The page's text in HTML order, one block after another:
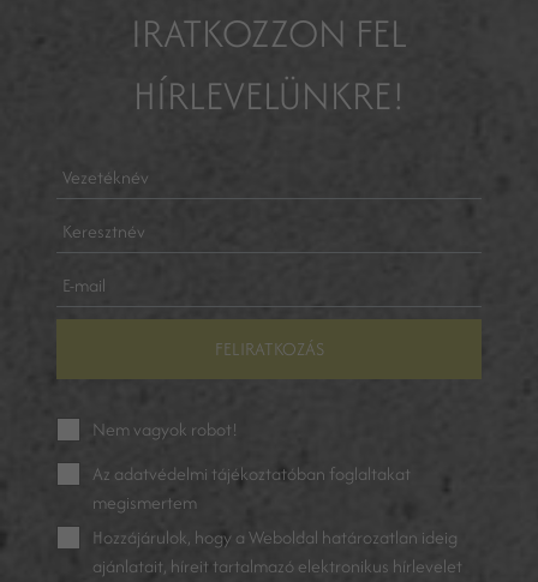
IRATKOZZON FEL
HÍRLEVELÜNKRE!
FELIRATKOZÁS
Nem vagyok robot!
Az adatvédelmi tájékoztatóban foglaltakat
megismertem
Hozzájárulok, hogy a Weboldal határozatlan ideig
ajánlatait, híreit tartalmazó elektronikus hírlevelet